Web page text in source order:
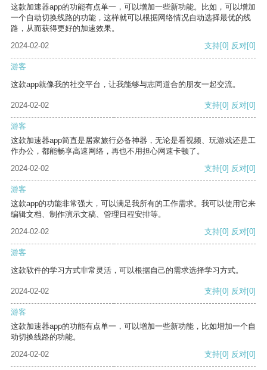
这款加速器app的功能有点单一，可以增加一些新功能。比如，可以增加
一个自动切换线路的功能，这样就可以根据网络情况自动选择最优的线
路，从而获得更好的加速效果。
2024-02-02
支持[0] 反对[0]
游客
这款app就像我的社交平台，让我能够与志同道合的朋友一起交流。
2024-02-02 支持[0] 反对[0]
游客
这款加速器app简直是居家旅行必备神器，无论是看视频、玩游戏还是工
作办公，都能畅享高速网络，再也不用担心网速卡顿了。
2024-02-02
支持[0] 反对[0]
游客
这款app的功能非常强大，可以满足我所有的工作需求。我可以使用它来
编辑文档、制作演示文稿、管理日程安排等。
2024-02-02
支持[0] 反对[0]
游客
这款软件的学习方式非常灵活，可以根据自己的需求选择学习方式。
2024-02-02 支持[0] 反对[0]
游客
这款加速器app的功能有点单一，可以增加一些新功能，比如增加一个自
动切换线路的功能。
2024-02-02
支持[0] 反对[0]